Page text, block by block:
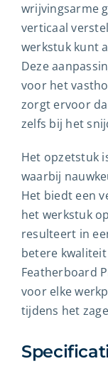
wrijvingsarme
verticaal
werkstuk kunt
Deze
voor het
zorgt ervoor
zelfs bij het
Het opzetstuk
waarbij
Het biedt een
het werkstuk
resulteert in
betere
Featherboard
voor elke
tijdens het